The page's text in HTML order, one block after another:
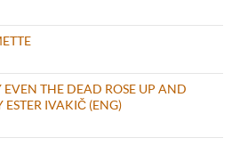
THE DEAD ROSE UP AND
ESTER IVAKIČ (ENG)